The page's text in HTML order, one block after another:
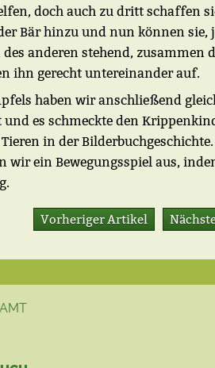
doch auch zu dritt schaffen
Bär hinzu und nun können sie,
anderen stehend, zusammen
ihn gerecht untereinander auf.
haben wir anschließend
und es schmeckte den
in der
wir ein Bewegungsspiel aus,
Vorheriger Artikel